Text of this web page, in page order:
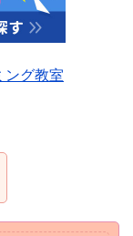
ング教室